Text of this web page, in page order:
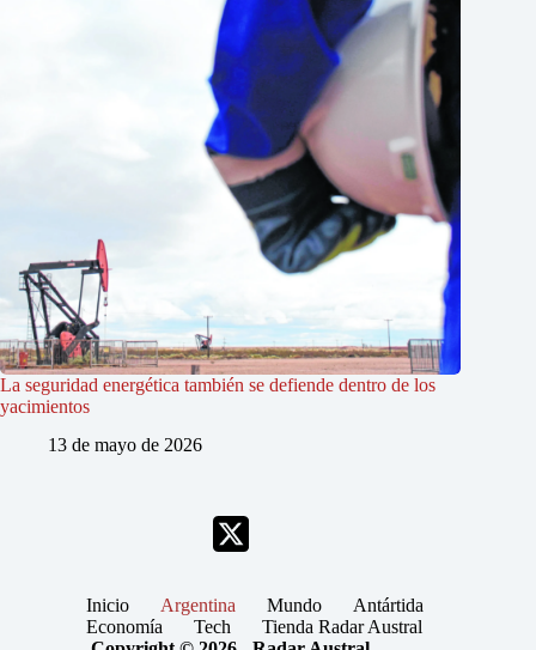
La seguridad energética también se defiende dentro de los
yacimientos
13 de mayo de 2026
Inicio Argentina Mundo
Antártida
Economía
Tech
Tienda Radar Austral